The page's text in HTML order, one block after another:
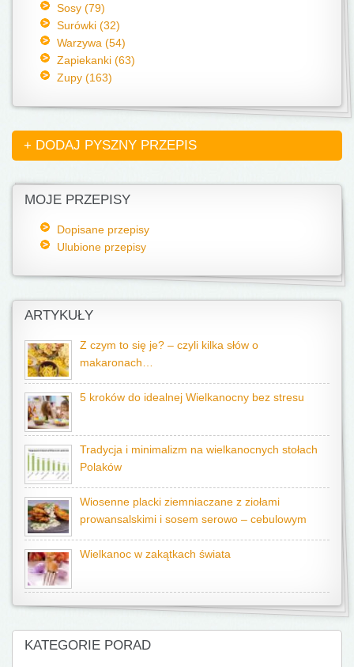
Sosy (79)
Surówki (32)
Warzywa (54)
Zapiekanki (63)
Zupy (163)
+ DODAJ PYSZNY PRZEPIS
MOJE PRZEPISY
Dopisane przepisy
Ulubione przepisy
ARTYKUŁY
Z czym to się je? – czyli kilka słów o
makaronach…
5 kroków do idealnej Wielkanocny bez stresu
Tradycja i minimalizm na wielkanocnych stołach
Polaków
Wiosenne placki ziemniaczane z ziołami
prowansalskimi i sosem serowo – cebulowym
Wielkanoc w zakątkach świata
KATEGORIE PORAD